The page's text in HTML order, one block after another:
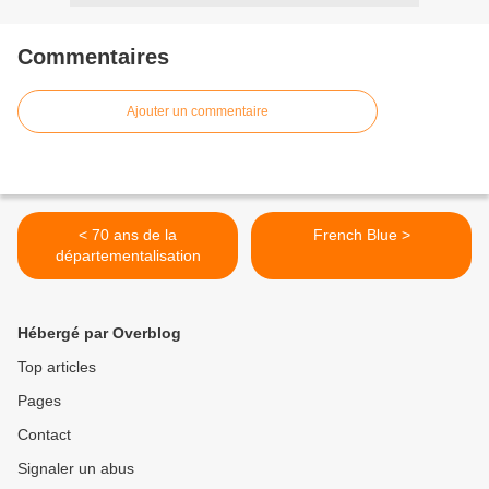
Commentaires
Ajouter un commentaire
< 70 ans de la
départementalisation
French Blue >
Hébergé par Overblog
Top articles
Pages
Contact
Signaler un abus